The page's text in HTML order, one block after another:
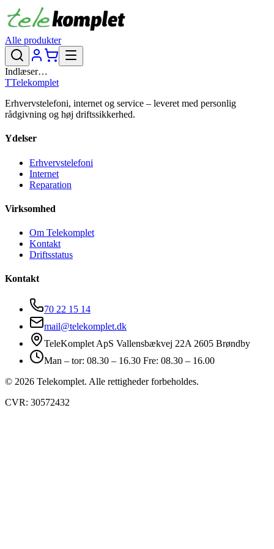
Alle produkter
Indlæser…
TTelekomplet
Erhvervstelefoni, internet og service – leveret med personlig
rådgivning og høj driftssikkerhed.
Ydelser
Erhvervstelefoni
Internet
Reparation
Virksomhed
Om Telekomplet
Kontakt
Driftsstatus
Kontakt
70 22 15 14
mail@telekomplet.dk
TeleKomplet ApS Vallensbækvej 22A 2605 Brøndby
Man – tor: 08.30 – 16.30 Fre: 08.30 – 16.00
© 2026 Telekomplet. Alle rettigheder forbeholdes.
CVR: 30572432